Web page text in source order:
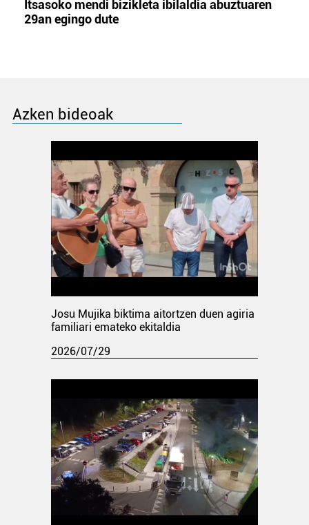
Itsasoko mendi bizikleta ibilaldia abuztuaren
29an egingo dute
Azken bideoak
Josu Mujika biktima aitortzen duen agiria
familiari emateko ekitaldia
2026/07/29